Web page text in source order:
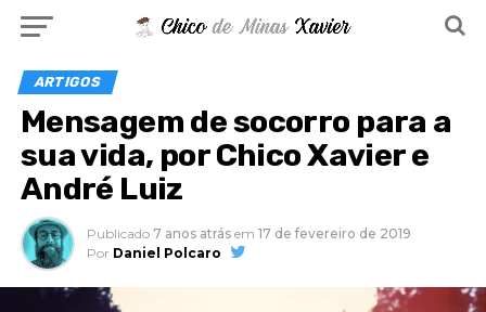
ARTIGOS
Mensagem de socorro para a
sua vida, por Chico Xavier e
André Luiz
Publicado 7 anos atrás em 17 de fevereiro de 2019
Por Daniel Polcaro